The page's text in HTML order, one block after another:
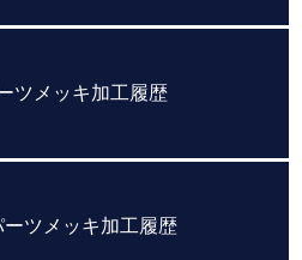
ツメッキ加工履歴
ツメッキ加工履歴